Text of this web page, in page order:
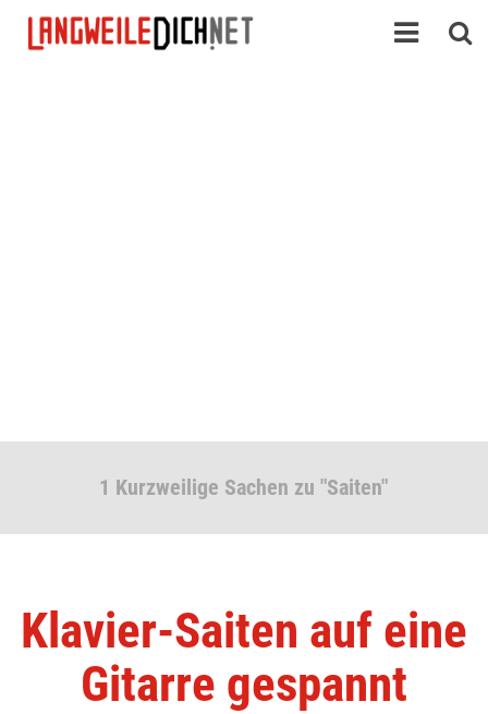
1 Kurzweilige Sachen zu "Saiten"
Klavier-Saiten auf eine
Gitarre gespannt